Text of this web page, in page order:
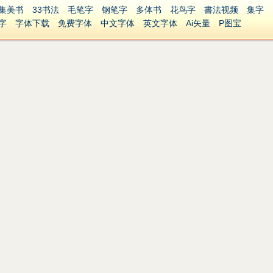
美书 33书法 毛笔字 钢笔字 多体书 花鸟字 書法视频
集字
字体下载 免费字体 中文字体 英文字体 Ai矢量 P图宝